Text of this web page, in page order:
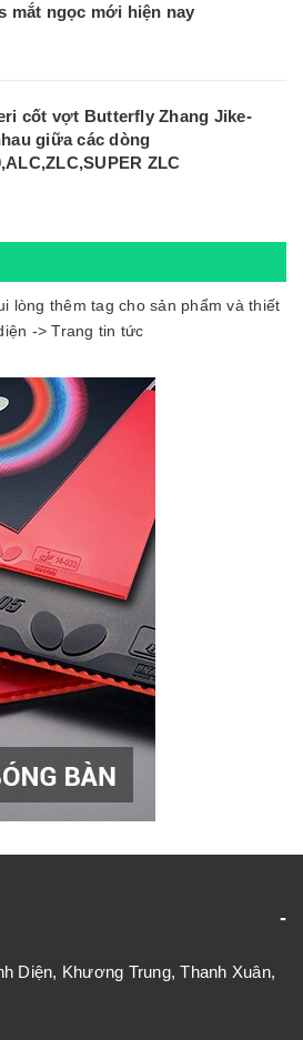
mắt ngọc mới hiện nay
cốt vợt Butterfly Zhang Jike-
giữa các dòng
ZLC
lòng thêm tag cho sản phẩm và thiết
-> Trang tin tức
Diện, Khương Trung, Thanh Xuân,